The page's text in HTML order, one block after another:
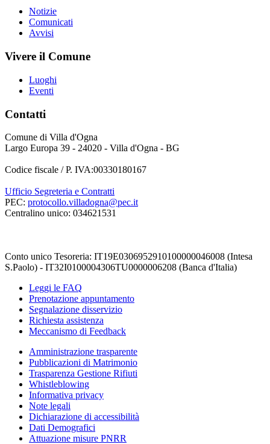
Notizie
Comunicati
Avvisi
Vivere il Comune
Luoghi
Eventi
Contatti
Comune di Villa d'Ogna
Largo Europa 39 - 24020 - Villa d'Ogna - BG
Codice fiscale / P. IVA:00330180167
Ufficio Segreteria e Contratti
PEC: protocollo.villadogna@pec.it
Centralino unico: 034621531
Conto unico Tesoreria: IT19E0306952910100000046008 (Intesa
S.Paolo) - IT32I0100004306TU0000006208 (Banca d'Italia)
Leggi le FAQ
Prenotazione appuntamento
Segnalazione disservizio
Richiesta assistenza
Meccanismo di Feedback
Amministrazione trasparente
Pubblicazioni di Matrimonio
Trasparenza Gestione Rifiuti
Whistleblowing
Informativa privacy
Note legali
Dichiarazione di accessibilità
Dati Demografici
Attuazione misure PNRR